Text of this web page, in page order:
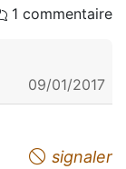
1 commentaire
09/01/2017
signaler